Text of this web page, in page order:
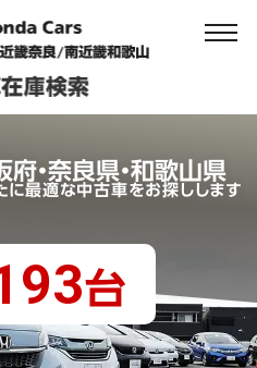
府・奈良県・和歌山県
に最適な中古車をお探しします
台